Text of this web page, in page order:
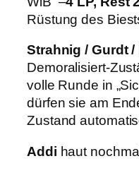
Rüstung des
Strahnig / Gurdt /
Demoralisiert-
volle Runde in
dürfen sie am
Zustand
Addi haut